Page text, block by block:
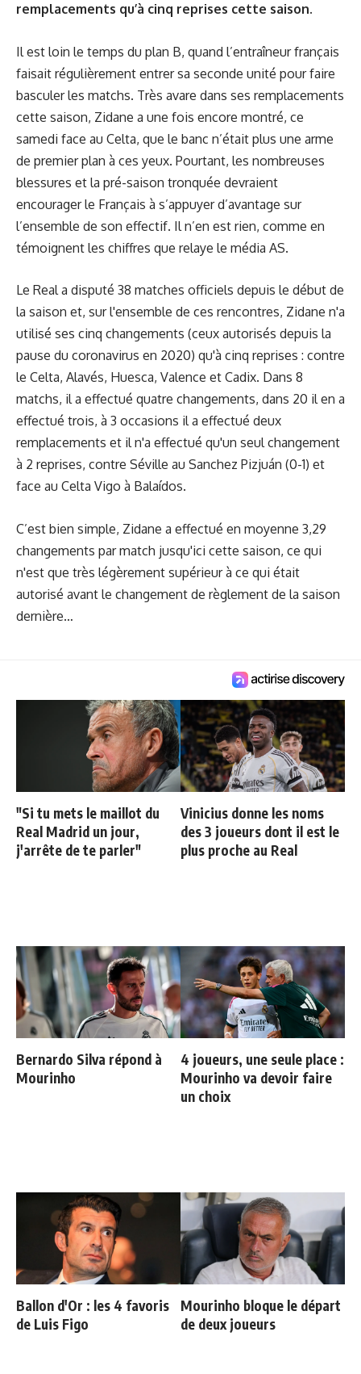
remplacements qu’à cinq reprises cette saison.
Il est loin le temps du plan B, quand l’entraîneur français
faisait régulièrement entrer sa seconde unité pour faire
basculer les matchs. Très avare dans ses remplacements
cette saison, Zidane a une fois encore montré, ce
samedi face au Celta, que le banc n’était plus une arme
de premier plan à ces yeux. Pourtant, les nombreuses
blessures et la pré-saison tronquée devraient
encourager le Français à s’appuyer d’avantage sur
l’ensemble de son effectif. Il n’en est rien, comme en
témoignent les chiffres que relaye le média AS.
Le Real a disputé 38 matches officiels depuis le début de
la saison et, sur l'ensemble de ces rencontres, Zidane n'a
utilisé ses cinq changements (ceux autorisés depuis la
pause du coronavirus en 2020) qu'à cinq reprises : contre
le Celta, Alavés, Huesca, Valence et Cadix. Dans 8
matchs, il a effectué quatre changements, dans 20 il en a
effectué trois, à 3 occasions il a effectué deux
remplacements et il n'a effectué qu'un seul changement
à 2 reprises, contre Séville au Sanchez Pizjuán (0-1) et
face au Celta Vigo à Balaídos.
C’est bien simple, Zidane a effectué en moyenne 3,29
changements par match jusqu'ici cette saison, ce qui
n'est que très légèrement supérieur à ce qui était
autorisé avant le changement de règlement de la saison
dernière…
"Si tu mets le maillot du
Real Madrid un jour,
j'arrête de te parler"
Vinicius donne les noms
des 3 joueurs dont il est le
plus proche au Real
Bernardo Silva répond à
Mourinho
4 joueurs, une seule place :
Mourinho va devoir faire
un choix
Ballon d'Or : les 4 favoris
de Luis Figo
Mourinho bloque le départ
de deux joueurs